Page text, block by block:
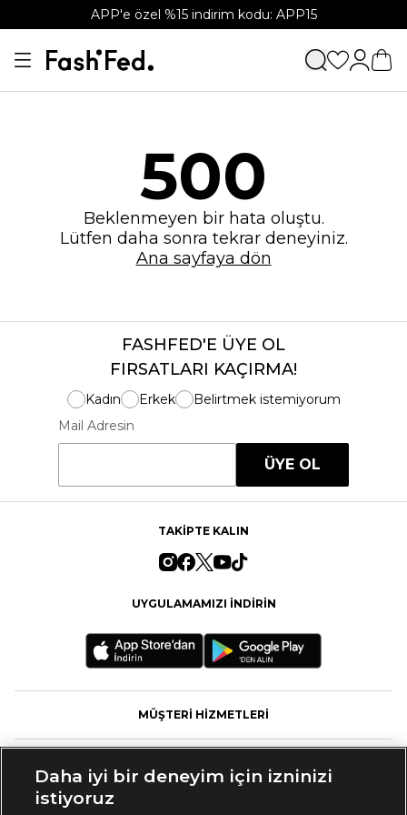
APP'e özel %15 indirim kodu: APP15
500
Beklenmeyen bir hata oluştu.
Lütfen daha sonra tekrar deneyiniz.
Ana sayfaya dön
FASHFED'E ÜYE OL
FIRSATLARI KAÇIRMA!
Kadın Erkek
Belirtmek istemiyorum
Mail Adresin
ÜYE OL
TAKİPTE KALIN
UYGULAMAMIZI İNDİRİN
MÜŞTERİ HİZMETLERİ
Daha iyi bir deneyim için izninizi
istiyoruz